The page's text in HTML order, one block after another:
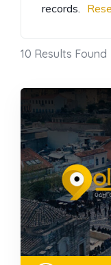
records.
10 Results Found